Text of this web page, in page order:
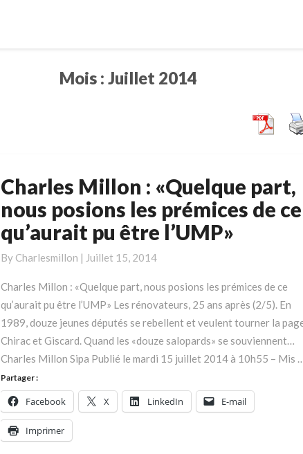
Mois : Juillet 2014
Charles
:
«Quelque
part,
posions
les
prémices
de
ce
qu’aurait
pu
être
l’UMP»
Charles Millon : «Quelque part,
nous posions les prémices de ce
qu’aurait pu être l’UMP»
By Charlesmillon | Juillet 15, 2014
Charles Millon : «Quelque part, nous posions les prémices de ce
qu’aurait pu être l’UMP» Les rénovateurs, 25 ans après (2/5). En
1989, douze jeunes députés se rebellent et veulent tourner la
Chirac et Giscard. Quand les «douze salopards» se souviennent…
Charles Millon Sipa Publié le mardi 15 juillet 2014 à 10h55 – Mis
Partager :
Facebook X LinkedIn E-mail
Imprimer